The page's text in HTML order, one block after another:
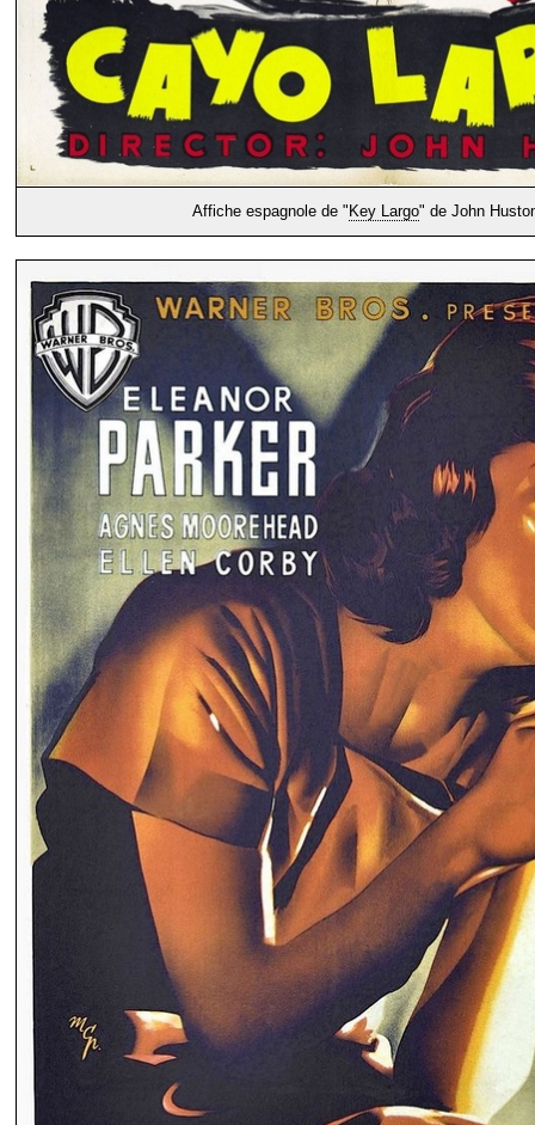
Affiche espagnole de " Key Largo" de John